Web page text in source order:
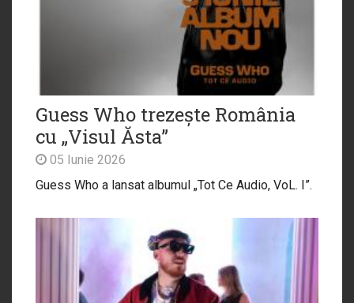
Guess Who trezește România
cu „Visul Ăsta”
05 Iunie 2026
Guess Who a lansat albumul „Tot Ce Audio, VoL. I”.